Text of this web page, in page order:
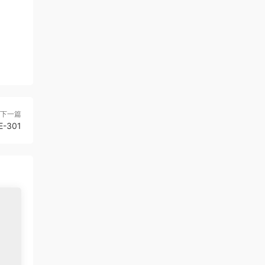
下一篇
301